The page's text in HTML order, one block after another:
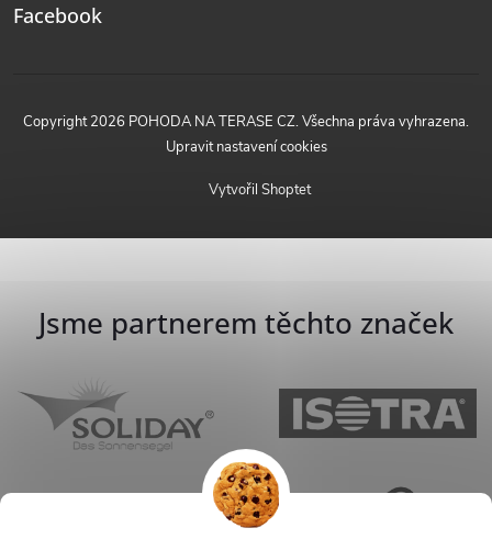
Facebook
Vytvořil Shoptet
Copyright 2026 POHODA NA TERASE CZ. Všechna práva vyhrazena.
Upravit nastavení cookies
Jsme partnerem těchto značek